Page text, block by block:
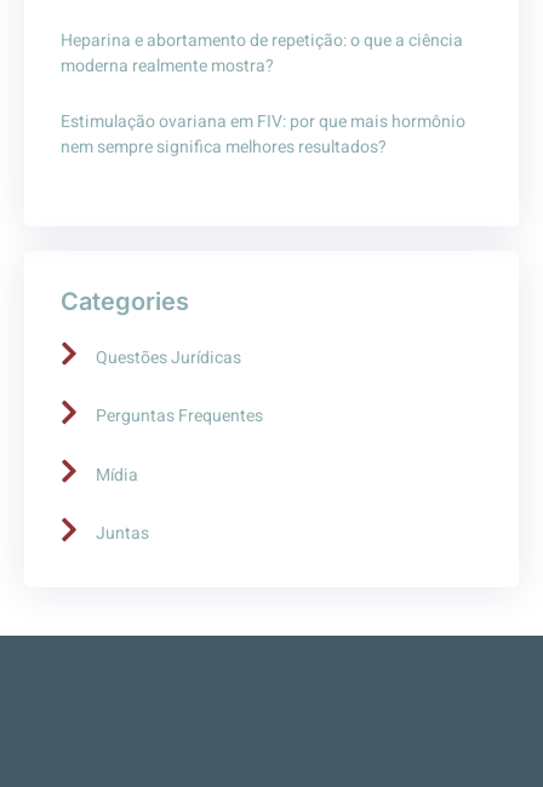
Heparina e abortamento de repetição: o que a ciência
moderna realmente mostra?
Estimulação ovariana em FIV: por que mais hormônio
nem sempre significa melhores resultados?
Categories
Questões Jurídicas
Perguntas Frequentes
Mídia
Juntas